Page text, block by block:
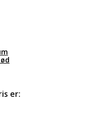
er: